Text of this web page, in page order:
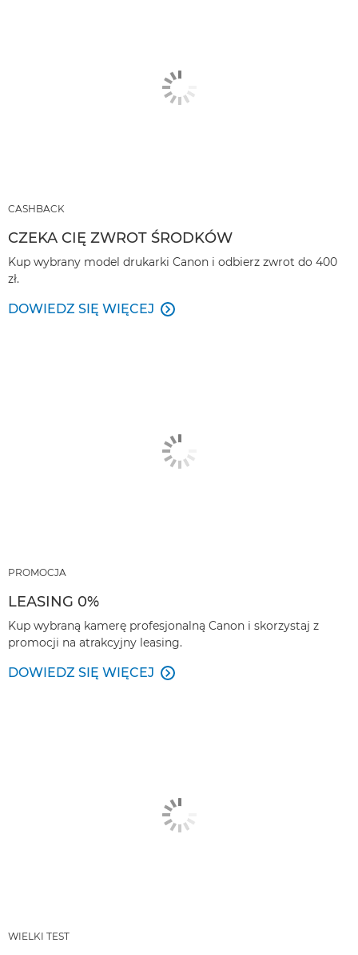
CASHBACK
CZEKA CIĘ ZWROT ŚRODKÓW
Kup wybrany model drukarki Canon i odbierz zwrot do 400
zł.
DOWIEDZ SIĘ WIĘCEJ 
PROMOCJA
LEASING 0%
Kup wybraną kamerę profesjonalną Canon i skorzystaj z
promocji na atrakcyjny leasing.
DOWIEDZ SIĘ WIĘCEJ 
WIELKI TEST